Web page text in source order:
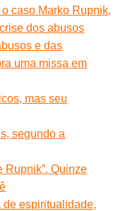
caso Marko Rupnik,
dos abusos
e das
uma missa em
mas seu
segundo a
Rupnik”. Quinze
de espiritualidade,